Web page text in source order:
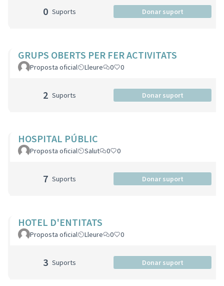
0 Suports Donar suport
GRUPS OBERTS PER FER ACTIVITATS
Proposta oficial Lleure 0 0
2 Suports Donar suport
HOSPITAL PÚBLIC
Proposta oficial Salut 0 0
7 Suports Donar suport
HOTEL D'ENTITATS
Proposta oficial Lleure 0 0
3 Suports Donar suport